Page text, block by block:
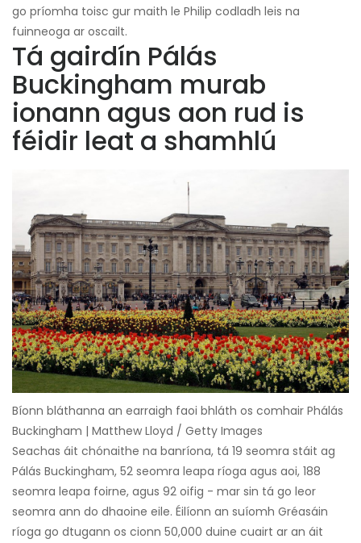
go príomha toisc gur maith le Philip codladh leis na
fuinneoga ar oscailt.
Tá gairdín Pálás
Buckingham murab
ionann agus aon rud is
féidir leat a shamhlú
Bíonn bláthanna an earraigh faoi bhláth os comhair Phálás
Buckingham | Matthew Lloyd / Getty Images
Seachas áit chónaithe na banríona, tá 19 seomra stáit ag
Pálás Buckingham, 52 seomra leapa ríoga agus aoi, 188
seomra leapa foirne, agus 92 oifig - mar sin tá go leor
seomra ann do dhaoine eile. Éilíonn an suíomh Gréasáin
ríoga go dtugann os cionn 50,000 duine cuairt ar an áit